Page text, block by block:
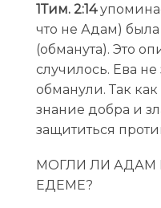
1Тим. 2:14
что не Адам)
(обманута). Это
случилось. Ева не
обманули. Так как
знание добра и
защититься
МОГЛИ ЛИ АДАМ
ЕДЕМЕ?